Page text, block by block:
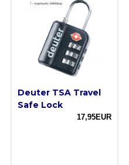
Deuter TSA Travel
Safe Lock
17,95EUR